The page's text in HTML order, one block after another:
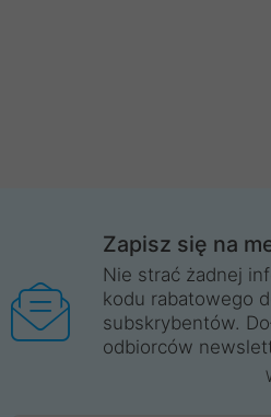
Zapisz się na
Nie strać żadnej
kodu rabatowego
subskrybentów.
odbiorców